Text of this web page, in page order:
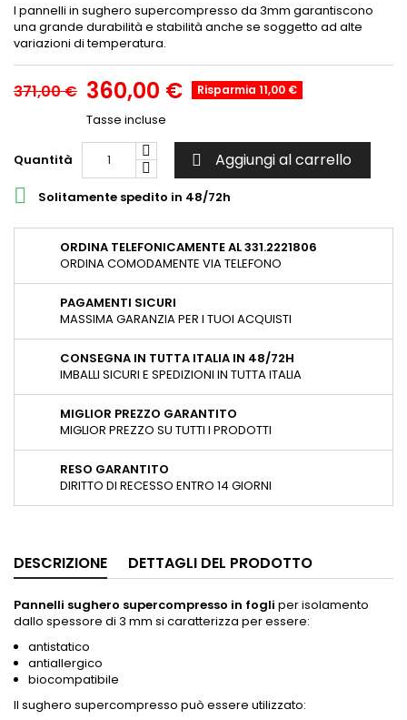
I pannelli in sughero supercompresso da 3mm garantiscono
una grande durabilità e stabilità anche se soggetto ad alte
variazioni di temperatura.
371,00 € 360,00 € Risparmia 11,00 €
Tasse incluse
Quantità  Aggiungi al carrello
 Solitamente spedito in 48/72h
ORDINA TELEFONICAMENTE AL 331.2221806
ORDINA COMODAMENTE VIA TELEFONO
PAGAMENTI SICURI
MASSIMA GARANZIA PER I TUOI ACQUISTI
CONSEGNA IN TUTTA ITALIA IN 48/72H
IMBALLI SICURI E SPEDIZIONI IN TUTTA ITALIA
MIGLIOR PREZZO GARANTITO
MIGLIOR PREZZO SU TUTTI I PRODOTTI
RESO GARANTITO
DIRITTO DI RECESSO ENTRO 14 GIORNI
DESCRIZIONE DETTAGLI DEL PRODOTTO
Pannelli sughero supercompresso in fogli per isolamento
dallo spessore di 3 mm si caratterizza per essere:
antistatico
antiallergico
biocompatibile
Il sughero supercompresso può essere utilizzato: